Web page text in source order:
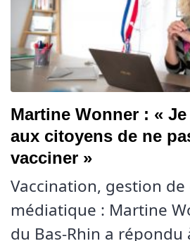
Martine Wonner : «
aux citoyens de ne
vacciner »
Vaccination, gestion de
médiatique : Martine
du Bas-Rhin a répondu